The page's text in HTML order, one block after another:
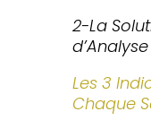
2-La
Les 3
Chaque